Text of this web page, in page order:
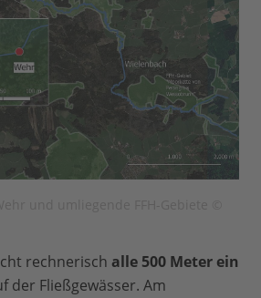
rechnerisch alle 500 Meter ein
der Fließgewässer. Am